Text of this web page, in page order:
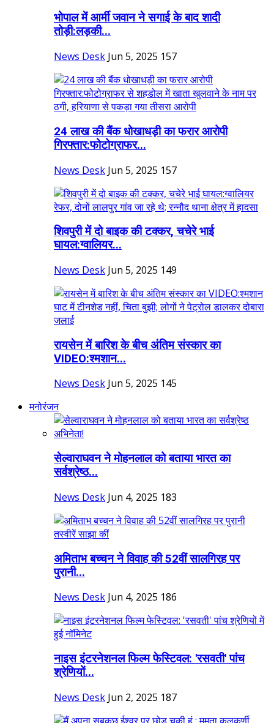
भोपाल में आर्मी जवान ने सगाई के बाद शादी
तोड़ी:लड़की...
News Desk Jun 5, 2025 157
24 लाख की बैंक धोखाधड़ी का फरार आरोपी
गिरफ्तार:फोटोग्राफर...
News Desk Jun 5, 2025 157
शिवपुरी में दो बाइक की टक्कर, चचेरे भाई
घायल:ग्वालियर...
News Desk Jun 5, 2025 149
रायसेन में बारिश के बीच अंतिम संस्कार का
VIDEO:श्मशान...
News Desk Jun 5, 2025 145
मनोरंजन
सेल्वाराघवन ने मोहनलाल को बताया भारत का
सर्वश्रेष्ठ...
News Desk Jun 4, 2025 183
अमिताभ बच्चन ने विवाह की 52वीं सालगिरह पर
पुरानी...
News Desk Jun 4, 2025 186
नाइस इंटरनेशनल फिल्म फेस्टिवल: 'रसवती' पांच
श्रेणियों...
News Desk Jun 2, 2025 187